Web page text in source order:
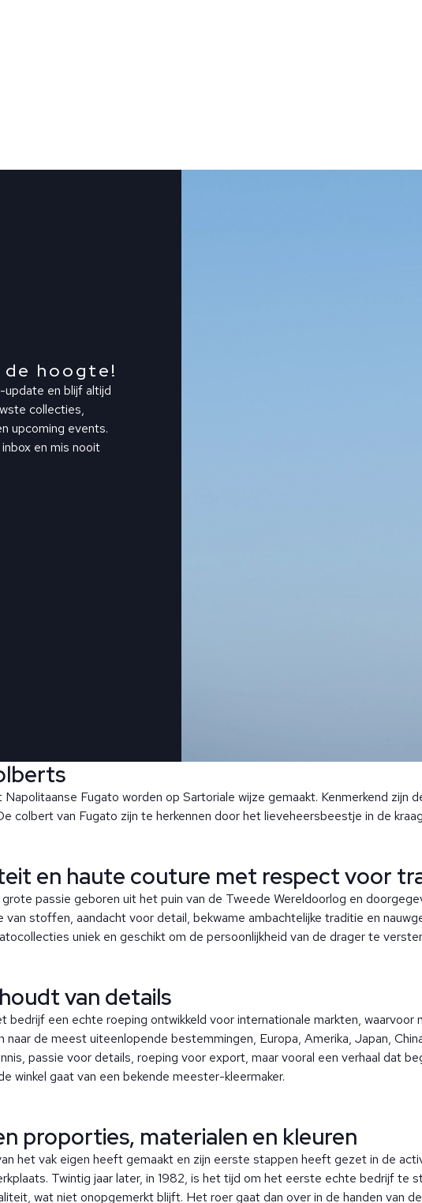
hoogte!
en blijf altijd
collecties,
upcoming events.
en mis nooit
Fugato worden op Sartoriale wijze gemaakt. Kenmerkend zijn
colbert van Fugato zijn te herkennen door het lieveheersbeestje in de
en haute couture met respect voor
passie geboren uit het puin van de Tweede Wereldoorlog en
van stoffen, aandacht voor detail, bekwame ambachtelijke traditie en
uniek en geschikt om de persoonlijkheid van de drager te
van details
bedrijf een echte roeping ontwikkeld voor internationale markten,
naar de meest uiteenlopende bestemmingen, Europa, Amerika, Japan,
passie voor details, roeping voor export, maar vooral een verhaal dat
winkel gaat van een bekende meester-kleermaker.
proporties, materialen en kleuren
het vak eigen heeft gemaakt en zijn eerste stappen heeft gezet in de
Twintig jaar later, in 1982, is het tijd om het eerste echte bedrijf te
wat niet onopgemerkt blijft. Het roer gaat dan over in de handen van